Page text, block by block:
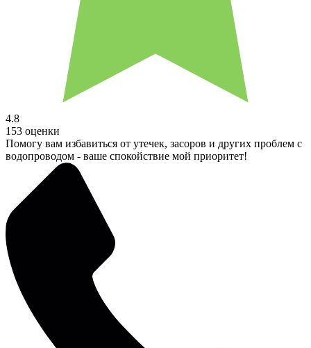
4.8
153 оценки
Помогу вам избавиться от утечек, засоров и других проблем с
водопроводом - ваше спокойствие мой приоритет!